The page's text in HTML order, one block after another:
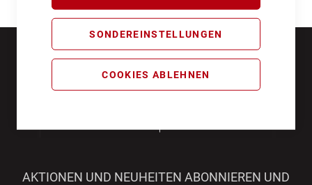
SONDEREINSTELLUNGEN
COOKIES ABLEHNEN
AKTIONEN UND NEUHEITEN ABONNIEREN UND